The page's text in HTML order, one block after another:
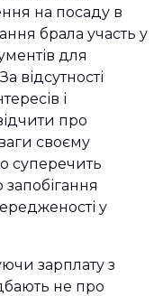
на посаду в
брала участь у
для
відсутності
і
про
своєму
суперечить
у
зарплату з
не про